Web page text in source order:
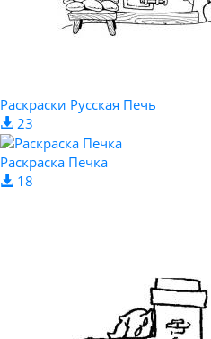
Раскраски Русская Печь
23
Раскраска Печка
18